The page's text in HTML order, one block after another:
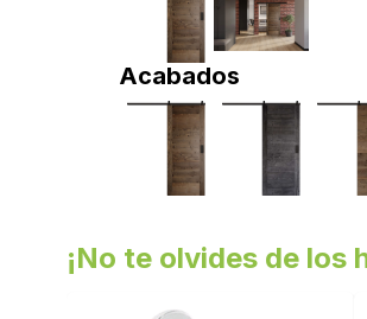
Acabados
¡No te olvides de los